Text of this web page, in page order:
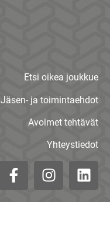
Etsi oikea joukkue
Jäsen- ja toimintaehdot
Avoimet tehtävät
Yhteystiedot